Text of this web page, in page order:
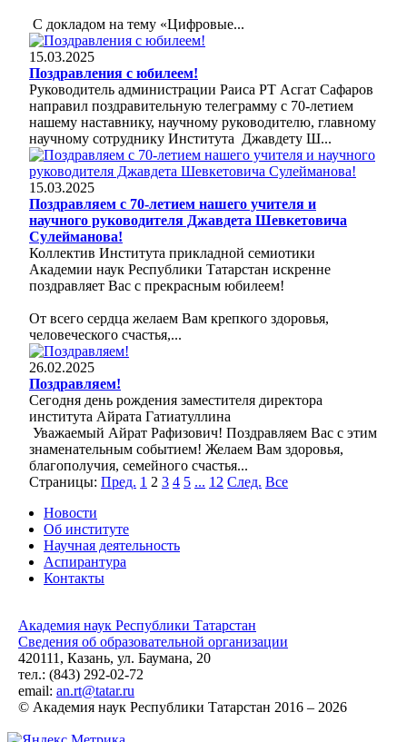
С докладом на тему «Цифровые...
15.03.2025
Поздравления с юбилеем!
Руководитель администрации Раиса РТ Асгат Сафаров
направил поздравительную телеграмму с 70-летием
нашему наставнику, научному руководителю, главному
научному сотруднику Института Джавдету Ш...
15.03.2025
Поздравляем с 70-летием нашего учителя и
научного руководителя Джавдета Шевкетовича
Сулейманова!
Коллектив Института прикладной семиотики
Академии наук Республики Татарстан искренне
поздравляет Вас с прекрасным юбилеем!
От всего сердца желаем Вам крепкого здоровья,
человеческого счастья,...
26.02.2025
Поздравляем!
Сегодня день рождения заместителя директора
института Айрата Гатиатуллина
Уважаемый Айрат Рафизович! Поздравляем Вас с этим
знаменательным событием! Желаем Вам здоровья,
благополучия, семейного счастья...
Страницы: Пред. 1 2 3 4 5 ... 12 След. Все
Новости
Об институте
Научная деятельность
Аспирантура
Контакты
Академия наук Республики Татарстан
Сведения об образовательной организации
420111, Казань, ул. Баумана, 20
тел.: (843) 292-02-72
email: an.rt@tatar.ru
© Академия наук Республики Татарстан 2016 – 2026